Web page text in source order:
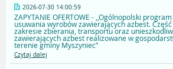
2026-07-30 14:00:59
ZAPYTANIE OFERTOWE - ,,Ogólnopolski
usuwania wyrobów zawierających azbest.
zakresie zbierania, transportu oraz
zawierających azbest realizowane w
terenie gminy Myszyniec’’
Czytaj dalej